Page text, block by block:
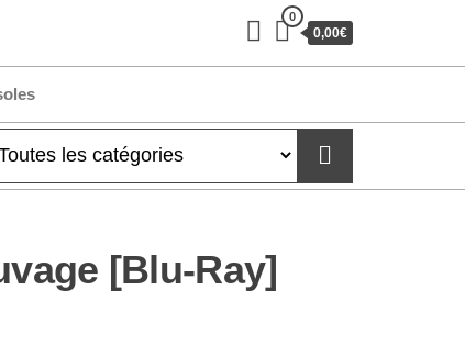
0
0,00€
[Blu-Ray]